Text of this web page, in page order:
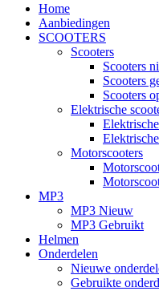
Home
Aanbiedingen
SCOOTERS
Scooters
Scooters
Scooters
Scooters
Elektrische
Motorscooters
MP3
MP3 Nieuw
MP3 Gebruikt
Helmen
Onderdelen
Nieuwe
Gebruikte